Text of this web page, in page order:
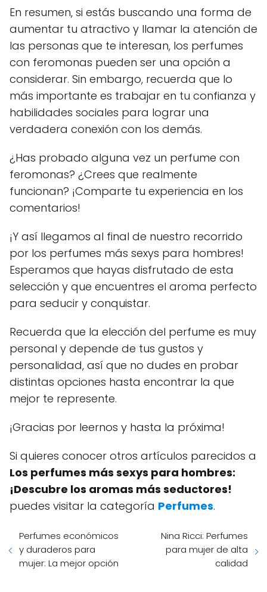
En resumen, si estás buscando una forma de
aumentar tu atractivo y llamar la atención de
las personas que te interesan, los perfumes
con feromonas pueden ser una opción a
considerar. Sin embargo, recuerda que lo
más importante es trabajar en tu confianza y
habilidades sociales para lograr una
verdadera conexión con los demás.
¿Has probado alguna vez un perfume con
feromonas? ¿Crees que realmente
funcionan? ¡Comparte tu experiencia en los
comentarios!
¡Y así llegamos al final de nuestro recorrido
por los perfumes más sexys para hombres!
Esperamos que hayas disfrutado de esta
selección y que encuentres el aroma perfecto
para seducir y conquistar.
Recuerda que la elección del perfume es muy
personal y depende de tus gustos y
personalidad, así que no dudes en probar
distintas opciones hasta encontrar la que
mejor te represente.
¡Gracias por leernos y hasta la próxima!
Si quieres conocer otros artículos parecidos a
Los perfumes más sexys para hombres:
¡Descubre los aromas más seductores!
puedes visitar la categoría Perfumes.
Perfumes económicos
y duraderos para
mujer: La mejor opción
Nina Ricci: Perfumes
para mujer de alta
calidad